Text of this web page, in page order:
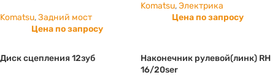
Komatsu,Задний мост
Цена по запросу
Komatsu,Электрика
Цена по запросу
Диск сцепления 12зуб
Наконечник рулевой(линк) RH
16/20ser